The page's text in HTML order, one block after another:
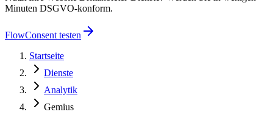
Minuten DSGVO-konform.
FlowConsent testen
Startseite
Dienste
Analytik
Gemius